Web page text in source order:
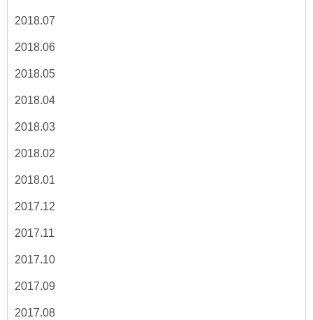
2018.07
2018.06
2018.05
2018.04
2018.03
2018.02
2018.01
2017.12
2017.11
2017.10
2017.09
2017.08